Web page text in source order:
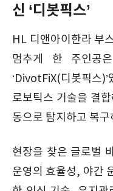
신 ‘디봇픽스’
HL 디앤아이한라 부
멈추게 한 주인공
‘DivotFiX(디봇픽스
로보틱스 기술을 결
동으로 탐지하고 복
현장을 찾은 글로벌
운영의 효율성, 야간